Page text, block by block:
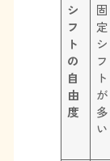
シ
フ
ト
の
自
由
度
固
定
シ
フ
ト
が
多
い